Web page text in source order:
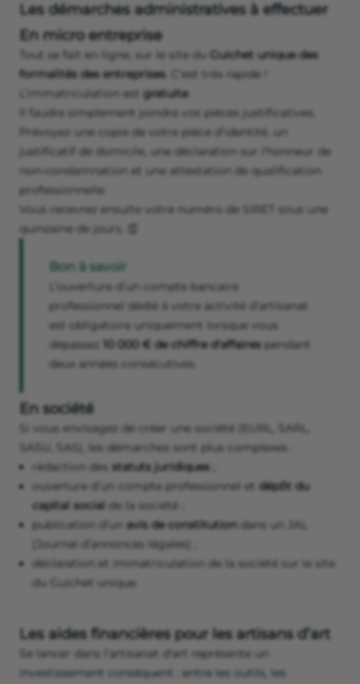
Les démarches administratives à effectuer
En micro entreprise
Tout se fait en ligne, sur le site du
Guichet unique des
formalités des entreprises. C’est très rapide !
L’immatriculation est gratuite.
Il faudra simplement joindre vos pièces justificatives.
Prévoyez une copie de votre pièce d’identité, un
justificatif de domicile, une déclaration sur l'honneur de
non-condamnation et une attestation de qualification
professionnelle.
Vous recevrez ensuite votre numéro de SIRET sous une
quinzaine de jours. 👏
Bon à savoir
L’ouverture d’un compte bancaire
professionnel dédié à votre activité d’artisanat
est obligatoire uniquement lorsque vous
dépassez 10 000 € de chiffre d'affaires pendant
deux années consécutives.
En société
Si vous envisagez de créer une société (EURL, SARL,
SASU, SAS), les démarches sont plus complexes :
rédaction des statuts juridiques
ouverture d’un compte professionnel et dépôt du
capital social de la société ;
publication d’un avis de constitutiondans un JAL
(Journal d’annonces légales) ;
déclaration et immatriculation de la société sur le site
du Guichet unique.
Les aides financières pour les artisans d’art
Se lancer dans l'artisanat d'art représente un
investissement conséquent : entre les outils, les